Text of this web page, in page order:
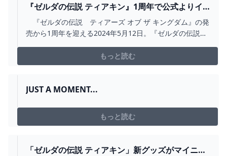
『ゼルダの伝説 ティアキン』1周年で公式よりイ
ラストが公開。1年前と異なり、しっかりと“手と
手”をつなぐリンクとゼルダ（ファミ通.COM） -
『ゼルダの伝説 ティアーズ オブ ザ キングダム』の発
売から1周年を迎える2024年5月12日。『ゼルダの伝説』
し、しっかりと彼女の手を握るリ
もっと読む
JUST A MOMENT...
もっと読む
「ゼルダの伝説 ティアキン」新グッズがマイニン